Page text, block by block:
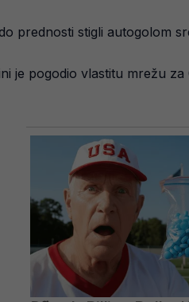
prednosti stigli autogolom
je pogodio vlastitu mrežu za